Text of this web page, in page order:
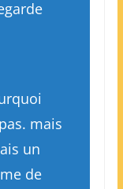
mais
un
de